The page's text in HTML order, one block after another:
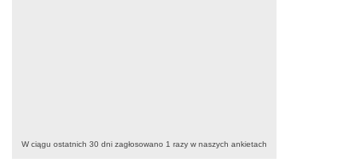
W ciągu ostatnich 30 dni zagłosowano 1 razy w naszych ankietach